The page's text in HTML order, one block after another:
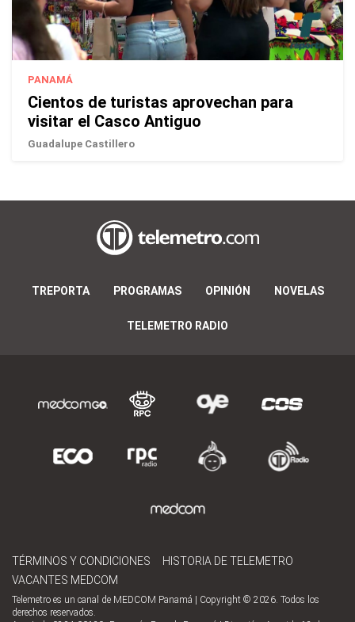
PANAMÁ
Cientos de turistas aprovechan para
visitar el Casco Antiguo
Guadalupe Castillero
TREPORTA PROGRAMAS OPINIÓN NOVELAS
TELEMETRO RADIO
TÉRMINOS Y CONDICIONES
HISTORIA DE TELEMETRO
VACANTES MEDCOM
Telemetro es un canal de MEDCOM Panamá | Copyright © 2026. Todos los
derechos reservados.